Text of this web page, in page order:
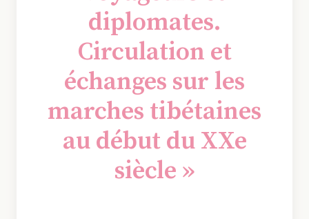
diplomates.
Circulation et
échanges sur les
marches tibétaines
au début du XXe
siècle »